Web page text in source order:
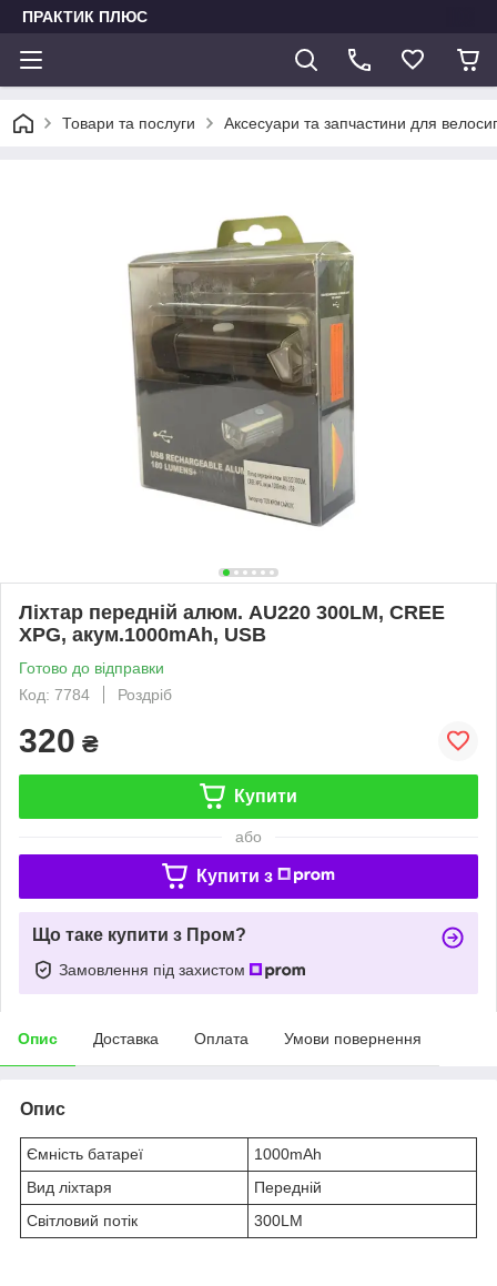
ПРАКТИК ПЛЮС
Товари та послуги Аксесуари та запчастини для
Ліхтар передній алюм. AU220 300LM, CREE
XPG, акум.1000mAh, USB
Готово до відправки
Код: 7784
Роздріб
320 ₴
Купити
або
Купити з
Що таке купити з Пром?
Замовлення під захистом
Опис Доставка Оплата Умови повернення
Опис
Ємність батареї
1000mAh
Вид ліхтаря
Передній
Світловий потік
300LM